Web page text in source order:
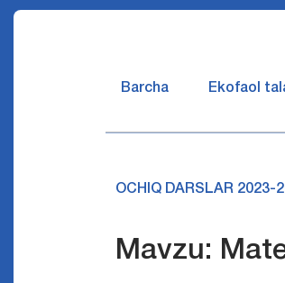
Barcha Ekofaol
OCHIQ DARSLAR 2023-
Mavzu: